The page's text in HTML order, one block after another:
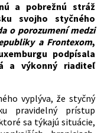
a pobrežnú stráž
svojho styčného
o porozumení medzi
a Frontexom,
podpísala
a výkonný riaditeľ
vyplýva, že styčný
pravidelný prístup
sa týkajú situácie,